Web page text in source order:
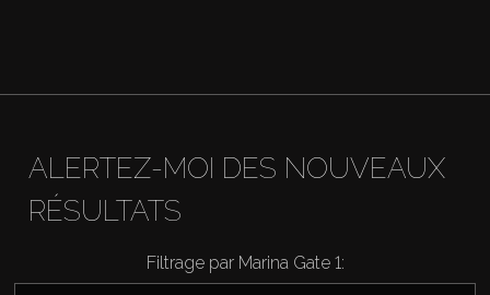
ALERTEZ-MOI DES NOUVEAUX
RÉSULTATS
Filtrage par Marina Gate 1: